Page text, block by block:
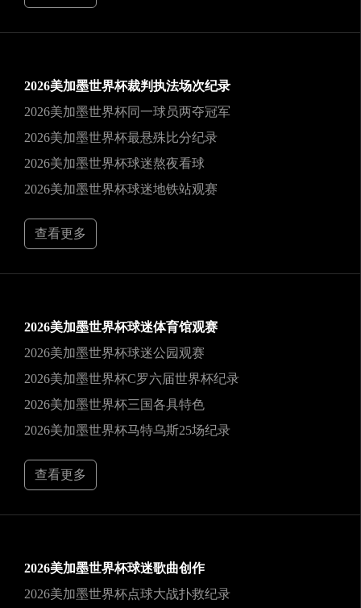
2026美加墨世界杯裁判执法场次纪录
2026美加墨世界杯同一球员两夺冠军
2026美加墨世界杯最悬殊比分纪录
2026美加墨世界杯球迷熬夜看球
2026美加墨世界杯球迷地铁站观赛
查看更多
2026美加墨世界杯球迷体育馆观赛
2026美加墨世界杯球迷公园观赛
2026美加墨世界杯C罗六届世界杯纪录
2026美加墨世界杯三国各具特色
2026美加墨世界杯马特乌斯25场纪录
查看更多
2026美加墨世界杯球迷歌曲创作
2026美加墨世界杯点球大战扑救纪录